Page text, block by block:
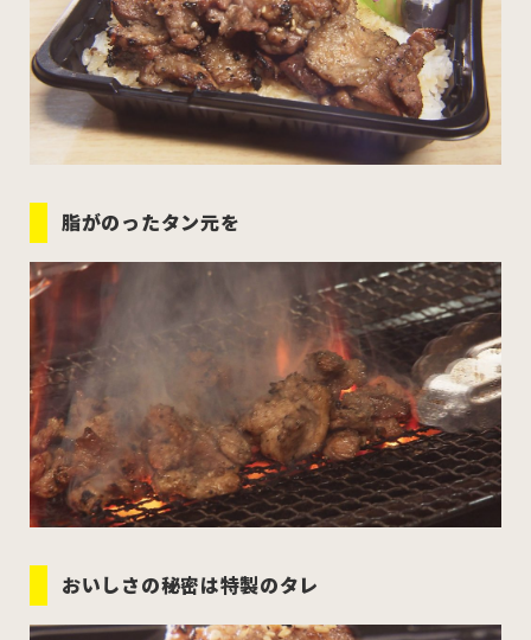
すべてのエリアをみる
脂がのったタン元を
おいしさの秘密は特製のタレ